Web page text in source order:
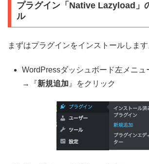
プラグイン「Native Lazyload」
ル
まずはプラグインをインストールします
WordPressダッシュボード左メニュ
→『新規追加 』をクリック